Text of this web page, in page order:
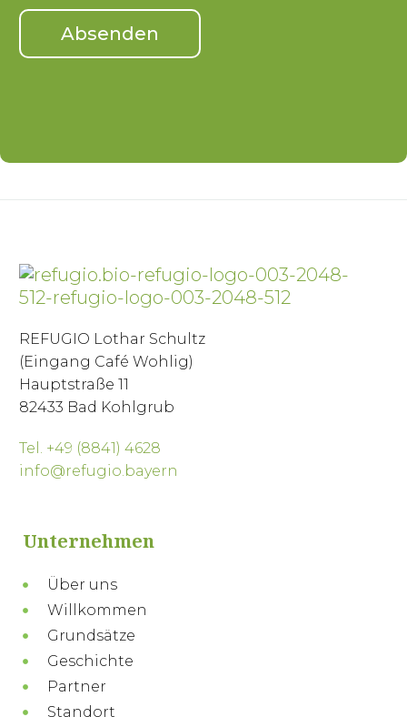
REFUGIO Lothar Schultz
(Eingang Café Wohlig)
Hauptstraße 11
82433 Bad Kohlgrub
Tel. +49 (8841) 4628
info@refugio.bayern
Unternehmen
Über uns
Willkommen
Grundsätze
Geschichte
Partner
Standort